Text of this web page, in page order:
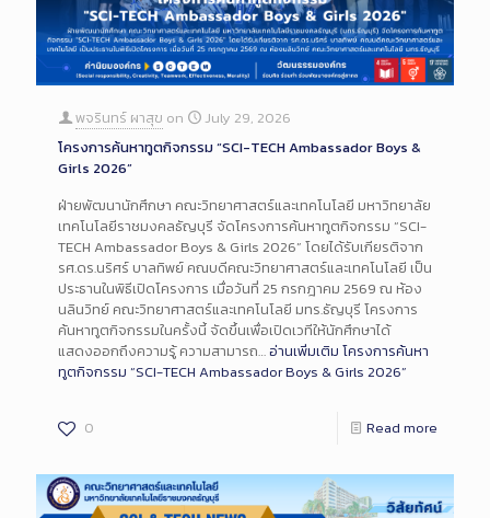
พจรินทร์ ผาสุข on
July 29, 2026
โครงการค้นหาทูตกิจกรรม “SCI-TECH Ambassador Boys &
Girls 2026”
ฝ่ายพัฒนานักศึกษา คณะวิทยาศาสตร์และเทคโนโลยี มหาวิทยาลัย
เทคโนโลยีราชมงคลธัญบุรี จัดโครงการค้นหาทูตกิจกรรม “SCI-
TECH Ambassador Boys & Girls 2026” โดยได้รับเกียรติจาก
รศ.ดร.นริศร์ บาลทิพย์ คณบดีคณะวิทยาศาสตร์และเทคโนโลยี เป็น
ประธานในพิธีเปิดโครงการ เมื่อวันที่ 25 กรกฎาคม 2569 ณ ห้อง
นลินวิทย์ คณะวิทยาศาสตร์และเทคโนโลยี มทร.ธัญบุรี โครงการ
ค้นหาทูตกิจกรรมในครั้งนี้ จัดขึ้นเพื่อเปิดเวทีให้นักศึกษาได้
แสดงออกถึงความรู้ ความสามารถ…อ่านเพิ่มเติม โครงการค้นหา
ทูตกิจกรรม “SCI-TECH Ambassador Boys & Girls 2026”
0 Read more